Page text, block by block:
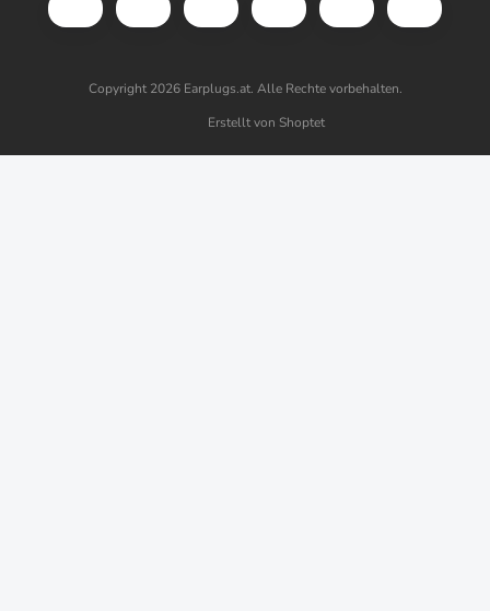
Erstellt von Shoptet
Copyright 2026 Earplugs.at. Alle Rechte vorbehalten.